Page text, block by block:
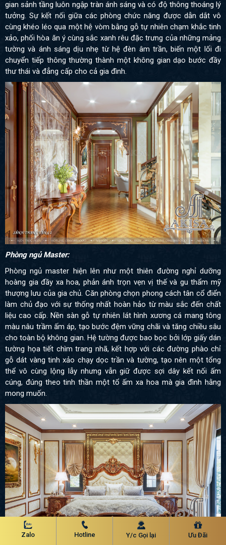
gian sảnh tầng luôn ngập tràn ánh sáng và có độ thông thoáng lý
tưởng. Sự kết nối giữa các phòng chức năng được dẫn dắt vô
cùng khéo léo qua một hệ vòm bằng gỗ tự nhiên chạm khắc tinh
xảo, phối hòa ăn ý cùng sắc xanh rêu đặc trưng của những mảng
tường và ánh sáng dịu nhẹ từ hệ đèn âm trần, biến một lối đi
chuyển tiếp thông thường thành một không gian dạo bước đầy
thư thái và đẳng cấp cho cả gia đình.
Phòng ngủ Master:
Phòng ngủ master hiện lên như một thiên đường nghỉ dưỡng
hoàng gia đầy xa hoa, phản ánh trọn vẹn vị thế và gu thẩm mỹ
thượng lưu của gia chủ. Căn phòng chọn phong cách tân cổ điển
làm chủ đạo với sự thống nhất hoàn hảo từ màu sắc đến chất
liệu cao cấp. Nền sàn gỗ tự nhiên lát hình xương cá mang tông
màu nâu trầm ấm áp, tạo bước đệm vững chãi và tăng chiều sâu
cho toàn bộ không gian. Hệ tường được bao bọc bởi lớp giấy dán
tường họa tiết chìm trang nhã, kết hợp với các đường phào chỉ
gỗ dát vàng tinh xảo chạy dọc trần và tường, tạo nên một tổng
thể vô cùng lộng lẫy nhưng vẫn giữ được sợi dây kết nối ấm
cúng, đúng theo tinh thần một tổ ấm xa hoa mà gia đình hằng
mong muốn.
Zalo Hotline Y/c Gọi lại Ưu Đãi